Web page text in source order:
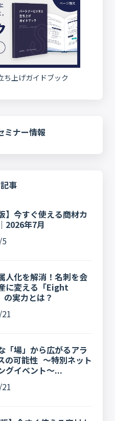
ち上げガイドブック
ミナー情報
事
】今すぐ使える商材カ
2026年7月
人化を解消！名刺を会
に変える「Eight
実力とは？
「場」から広がるアラ
の可能性 〜特別ネット
グイベント〜...